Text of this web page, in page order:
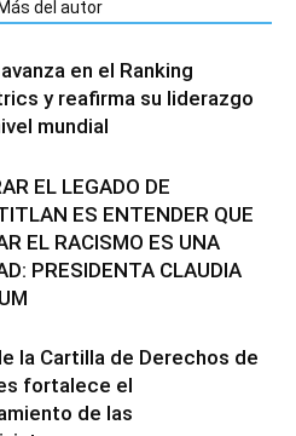
Más del autor
en el Ranking
y reafirma su liderazgo
mundial
EL LEGADO DE
ES ENTENDER QUE
EL RACISMO ES UNA
PRESIDENTA CLAUDIA
la Cartilla de Derechos de
fortalece el
de las